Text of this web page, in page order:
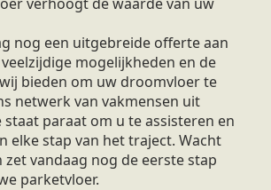
nog een uitgebreide offerte aan
mogelijkheden en de
bieden om uw droomvloer te
netwerk van vakmensen uit
staat paraat om u te assisteren en
elke stap van het traject. Wacht
zet vandaag nog de eerste stap
parketvloer.